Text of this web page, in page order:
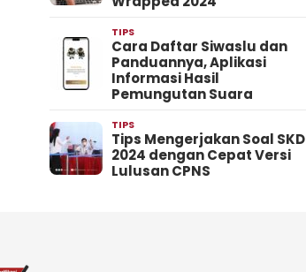
TIPS
Cara Daftar Siwaslu dan
Panduannya, Aplikasi
Informasi Hasil
Pemungutan Suara
TIPS
Tips Mengerjakan Soal SKD
2024 dengan Cepat Versi
Lulusan CPNS